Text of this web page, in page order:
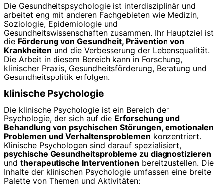
Die Gesundheitspsychologie ist interdisziplinär und
arbeitet eng mit anderen Fachgebieten wie Medizin,
Soziologie, Epidemiologie und
Gesundheitswissenschaften zusammen. Ihr Hauptziel ist
die Förderung von Gesundheit, Prävention von
Krankheiten und die Verbesserung der Lebensqualität.
Die Arbeit in diesem Bereich kann in Forschung,
klinischer Praxis, Gesundheitsförderung, Beratung und
Gesundheitspolitik erfolgen.
klinische Psychologie
Die klinische Psychologie ist ein Bereich der
Psychologie, der sich auf die Erforschung und
Behandlung von psychischen Störungen, emotionalen
Problemen und Verhaltensproblemen konzentriert.
Klinische Psychologen sind darauf spezialisiert,
psychische Gesundheitsprobleme zu diagnostizieren
und therapeutische Interventionen bereitzustellen. Die
Inhalte der klinischen Psychologie umfassen eine breite
Palette von Themen und Aktivitäten: